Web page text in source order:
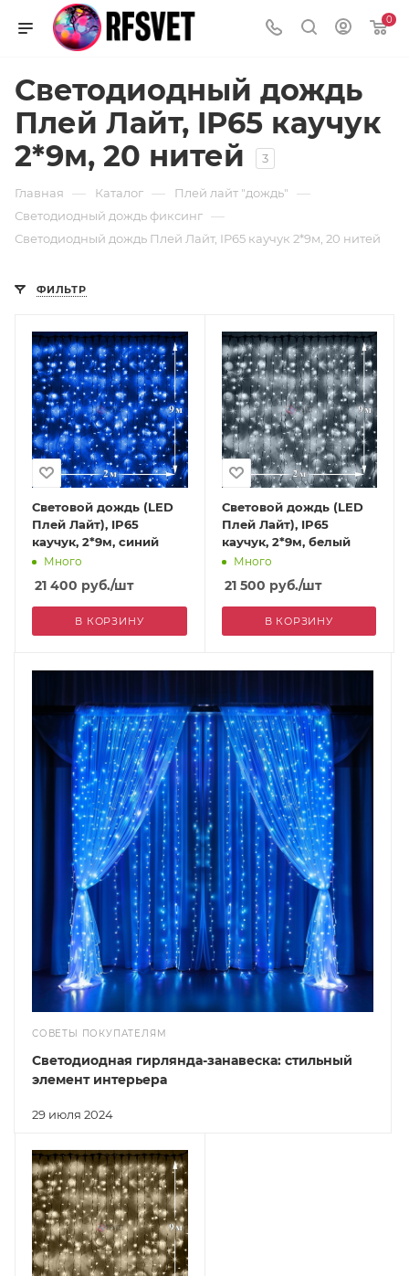
0
Светодиодный дождь
Плей Лайт, IP65 каучук
2*9м, 20 нитей
3
Главная — Каталог — Плей лайт "дождь" —
Светодиодный дождь фиксинг —
Светодиодный дождь Плей Лайт, IP65 каучук 2*9м, 20 нитей
ФИЛЬТР
Световой дождь (LED
Плей Лайт), IP65
каучук, 2*9м, синий
Много
21 400 руб./шт
В КОРЗИНУ
Световой дождь (LED
Плей Лайт), IP65
каучук, 2*9м, белый
Много
21 500 руб./шт
В КОРЗИНУ
СОВЕТЫ ПОКУПАТЕЛЯМ
29 июля 2024
Светодиодная гирлянда-занавеска: стильный
элемент интерьера